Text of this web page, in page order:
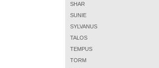
SHAR
SUNIE
SYLVANUS
TALOS
TEMPUS
TORM